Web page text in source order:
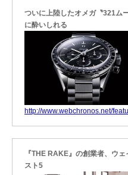
ついに上陸したオメガ〝321ム
に酔いしれる
http://www.webchronos.net/
『THE RAKE』の創業者、ウ
スト5